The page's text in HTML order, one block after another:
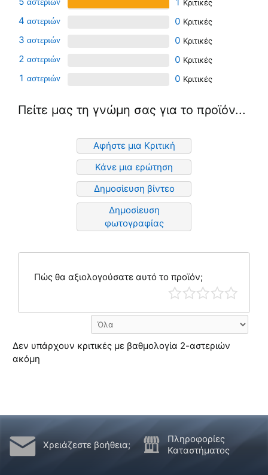
4
0
3
0
2
0
1
0
Πείτε μας τη γνώμη σας για το προϊόν...
Αφήστε μια Κριτική
Κάνε μια ερώτηση
Δημοσίευση βίντεο
Δημοσίευση
φωτογραφίας
Πώς θα αξιολογούσατε αυτό το προϊόν;
Δεν υπάρχουν κριτικές με βαθμολογία 2-αστεριών
ακόμη
Χρειάζεστε βοήθεια;
Πληροφορίες
Καταστήματος